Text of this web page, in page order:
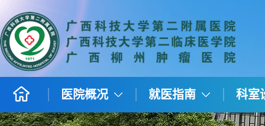
医院概况 就医指南 科室